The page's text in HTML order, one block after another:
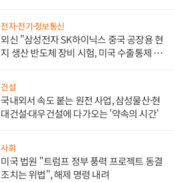
전자·전기·정보통신
외신 "삼성전자 SK하이닉스 중국 공장용 현
지 생산 반도체 장비 시험, 미국 수출통제 대
건설
국내외서 속도 붙는 원전 사업, 삼성물산·현
대건설·대우건설에 다가오는 '약속의 시간'
사회
미국 법원 "트럼프 정부 풍력 프로젝트 동결
조치는 위법", 해제 명령 내려